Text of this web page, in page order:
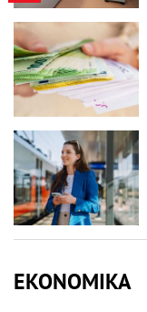
EKONOMIKA